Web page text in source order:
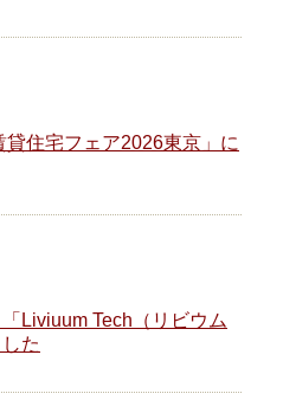
住宅フェア2026東京」に
Liviuum Tech（リビウム
た